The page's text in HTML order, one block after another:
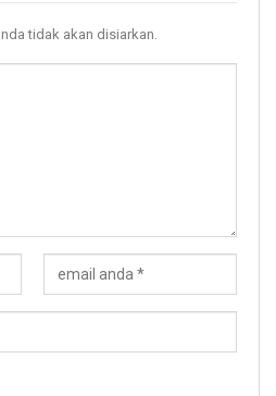
tidak akan disiarkan.